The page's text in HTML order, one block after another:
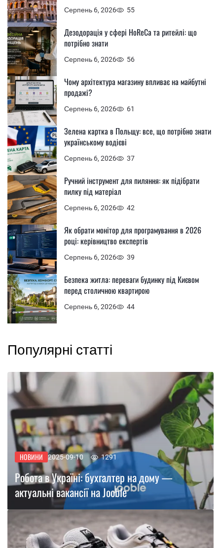
Серпень 6, 2026 55
Серпень 6, 2026 56
Дезодорація у сфері HoReCa та ритейлі: що
потрібно знати
Серпень 6, 2026 61
Чому архітектура магазину впливає на майбутні
продажі?
Серпень 6, 2026 37
Зелена картка в Польщу: все, що потрібно знати
українському водієві
Серпень 6, 2026 42
Ручний інструмент для пиляння: як підібрати
пилку під матеріал
Серпень 6, 2026 39
Як обрати монітор для програмування в 2026
році: керівництво експертів
Серпень 6, 2026 44
Безпека житла: переваги будинку під Києвом
перед столичною квартирою
Популярні статті
НОВИНИ 2025-09-10 1291
Робота в Україні: бухгалтер на дому —
актуальні вакансії на Jooble